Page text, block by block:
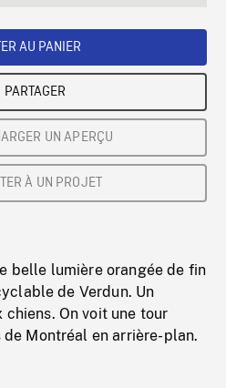
AU PANIER
PARTAGER
UN APERÇU
À UN PROJET
belle lumière orangée de fin
de Verdun. Un
chiens. On voit une tour
de Montréal en arrière-plan.